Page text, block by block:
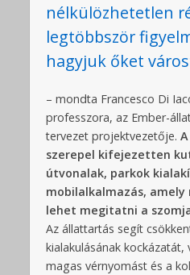
nélkülözhetetlen
legtöbbször
hagyjuk őket
– mondta Francesco Di
professzora, az Ember-
tervezet projektvezetője.
szerepel kifejezetten
útvonalak, parkok
mobilalkalmazás,
lehet megitatni a
Az állattartás segít
kialakulásának kockázatát,
magas vérnyomást és a